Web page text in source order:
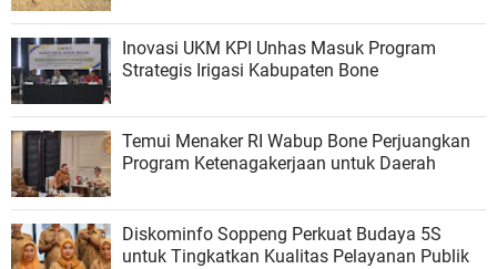
Inovasi UKM KPI Unhas Masuk Program
Strategis Irigasi Kabupaten Bone
Temui Menaker RI Wabup Bone Perjuangkan
Program Ketenagakerjaan untuk Daerah
Diskominfo Soppeng Perkuat Budaya 5S
untuk Tingkatkan Kualitas Pelayanan Publik